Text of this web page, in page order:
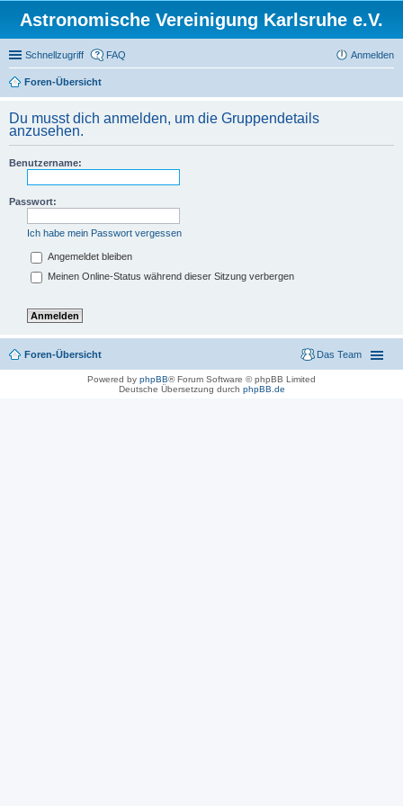
Astronomische Vereinigung Karlsruhe e.V.
Schnellzugriff FAQ Anmelden
Foren-Übersicht
Du musst dich anmelden, um die Gruppendetails
anzusehen.
Benutzername:
Passwort:
Ich habe mein Passwort vergessen
Angemeldet bleiben
Meinen Online-Status während dieser Sitzung verbergen
Foren-Übersicht Das Team
Powered by phpBB® Forum Software © phpBB Limited
Deutsche Übersetzung durch phpBB.de